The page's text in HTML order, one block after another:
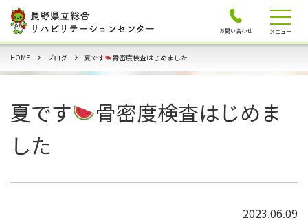
HOME ブログ 夏です 骨密度検査はじめました
夏です
骨密度検査はじめま
した
2023.06.09
メニュー
お問い合わせ